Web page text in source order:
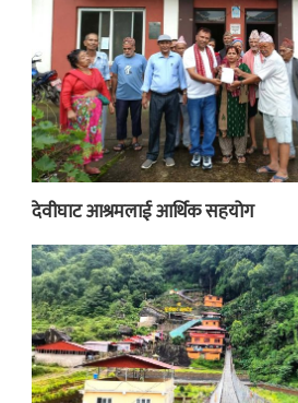
देवीघाट आश्रमलाई आर्थिक सहयोग